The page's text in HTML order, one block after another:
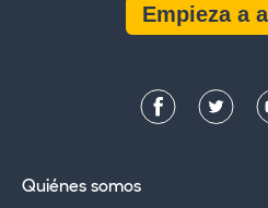
Empieza a
Quiénes somos